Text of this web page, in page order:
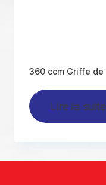
360 ccm Griffe
Lire la suite